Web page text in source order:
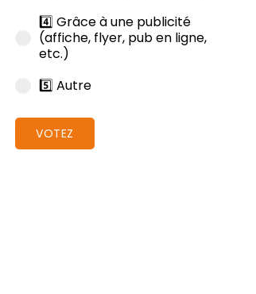
4️⃣ Grâce à une publicité
(affiche, flyer, pub en ligne,
etc.)
5️⃣ Autre
VOTEZ